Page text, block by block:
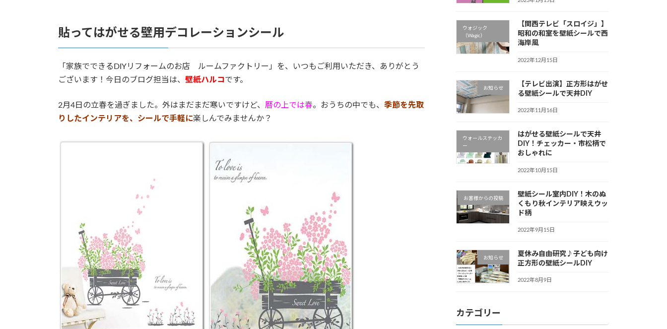
貼ってはがせる壁用デコレーションシール
「家族でできるDIYリフォームのお店 ルームファクトリー」を、いつもご利用いただき、ありがとう
ございます！今日のブログ担当は、 壁紙ハルコ です。
2月4日の立春を過ぎました。外はまだまだ寒いですけど、 暦の上では春。おうちの中でも、 季節を先取
りしたインテリアを、シールで手軽に楽しんでみませんか？
ウォジック
（Wagic）
【関西テレビ「スロイジ」】
昭和の和室を壁紙シールで西
海岸風
2022年12月15日
お知らせ
【テレビ出演】正方形はがせ
る壁紙シールで天井DIY
2022年11月16日
ウォールステッカ
ー
はがせる壁紙シールで天井
DIY！チェッカー・市松柄で
おしゃれに
2022年10月15日
お客様からの投稿
壁紙シール室内DIY！木のぬ
くもり秋インテリア映えウッ
ド柄
2022年9月15日
お知らせ
夏休み自由研究♪子ども向け
正方形の壁紙シールDIY
2022年8月9日
カテゴリー